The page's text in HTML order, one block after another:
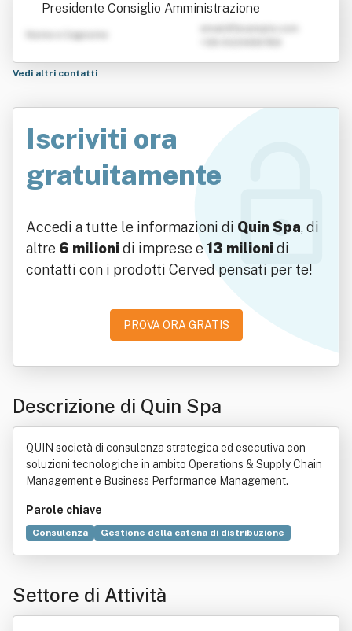
Presidente Consiglio Amministrazione
Nome e Cognome
Vedi altri contatti
Iscriviti ora
gratuitamente
Accedi a tutte le informazioni di Quin Spa, di
altre 6 milionidi imprese e 13 milionidi
contatti con i prodotti Cerved pensati per te!
PROVA ORA GRATIS
Descrizione di Quin Spa
QUIN società di consulenza strategica ed esecutiva con
soluzioni tecnologiche in ambito Operations & Supply Chain
Management e Business Performance Management.
Parole chiave
Consulenza
Gestione della catena di distribuzione
Expertise
Licenza (informatica)
Settore di Attività